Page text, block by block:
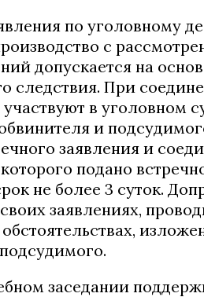
по уголовному
с
допускается на
следствия. При
в уголовном
и
заявления и
подано
не более 3 суток.
заявлениях,
заседании